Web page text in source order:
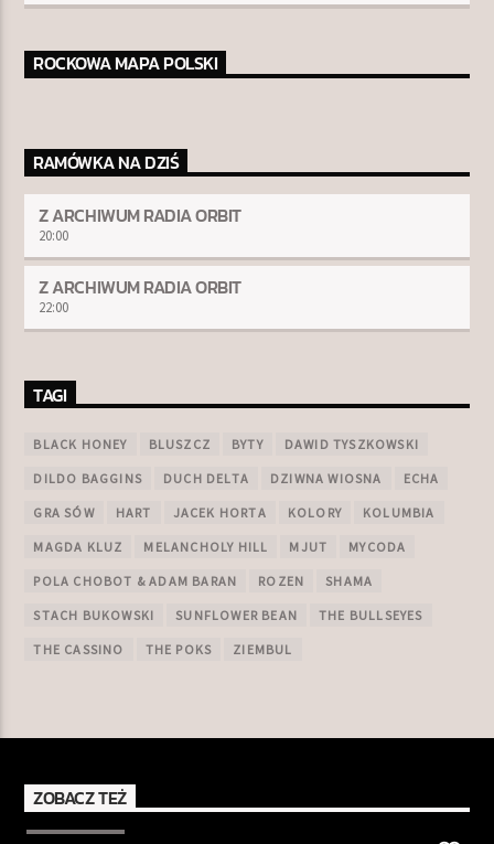
ROCKOWA MAPA POLSKI
RAMÓWKA NA DZIŚ
Z ARCHIWUM RADIA ORBIT
20:00
Z ARCHIWUM RADIA ORBIT
22:00
TAGI
BLACK HONEY BLUSZCZ BYTY DAWID TYSZKOWSKI
DILDO BAGGINS DUCH DELTA DZIWNA WIOSNA ECHA
GRA SÓW HART JACEK HORTA KOLORY KOLUMBIA
MAGDA KLUZ MELANCHOLY HILL MJUT MYCODA
POLA CHOBOT & ADAM BARAN ROZEN SHAMA
STACH BUKOWSKI SUNFLOWER BEAN THE BULLSEYES
THE CASSINO THE POKS ZIEMBUL
ZOBACZ TEŻ